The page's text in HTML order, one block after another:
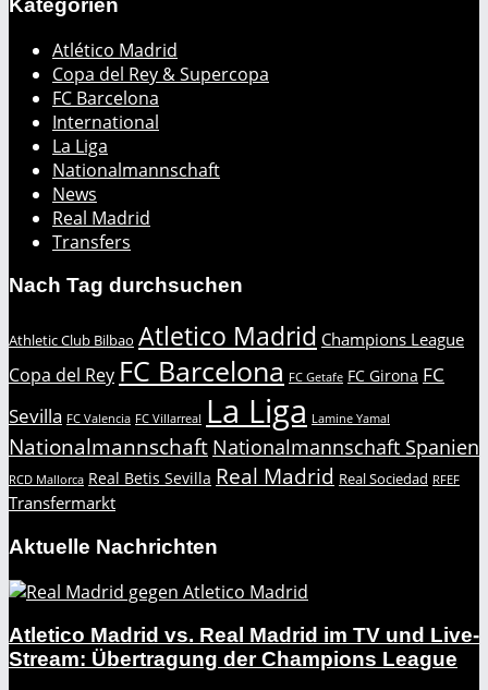
Kategorien
Atlético Madrid
Copa del Rey & Supercopa
FC Barcelona
International
La Liga
Nationalmannschaft
News
Real Madrid
Transfers
Nach Tag durchsuchen
Athletic Club Bilbao Atletico Madrid Champions League
Copa del Rey FC Barcelona FC Getafe FC Girona FC
Sevilla FC Valencia FC Villarreal La Liga Lamine Yamal
Nationalmannschaft Nationalmannschaft Spanien
RCD Mallorca Real Betis Sevilla Real Madrid Real Sociedad RFEF
Transfermarkt
Aktuelle Nachrichten
Atletico Madrid vs. Real Madrid im TV und Live-
Stream: Übertragung der Champions League